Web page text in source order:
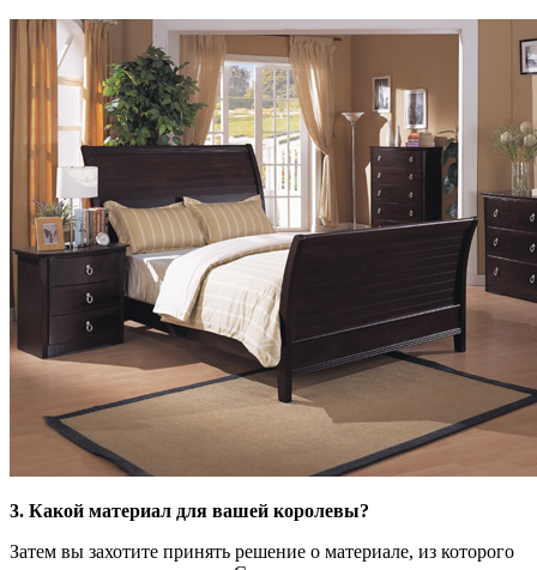
3. Какой материал для вашей королевы?
Затем вы захотите принять решение о материале, из которого